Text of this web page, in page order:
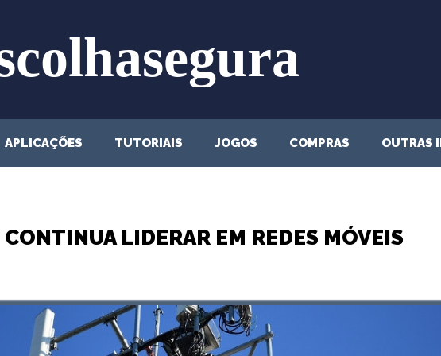
APLICAÇÕES TUTORIAIS JOGOS COMPRAS OUTRAS
CONTINUA LIDERAR EM REDES MÓVEIS